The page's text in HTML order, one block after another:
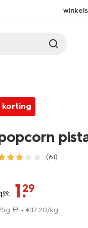
winkels
korting
(61)
pistache-
1.99 1.
29
℮ - €17.20/kg